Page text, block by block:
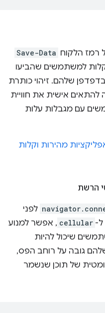
הלקוח Save-Data
למשתמשים שהביעו
שלהם. זיהוי כותרת
אישית את חוויית
עם מגבלות עלות
מהירות וקלות
לפני
cellular , אפשר למנוע
שיכול להיות
על רוחב הפס,
של תוכן שנשמר